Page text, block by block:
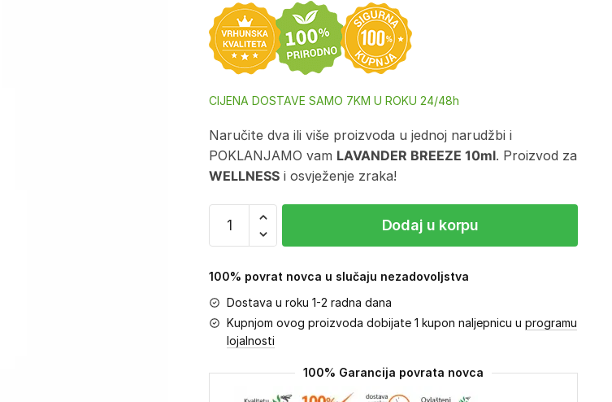
CIJENA DOSTAVE SAMO 7KM U ROKU 24/48h
Naručite dva ili više proizvoda u jednoj narudžbi i
POKLANJAMO vam LAVANDER BREEZE 10ml. Proizvod za
WELLNESS i osvježenje zraka!
Dodaj u korpu
100% povrat novca u slučaju nezadovoljstva
Dostava u roku 1-2 radna dana
Kupnjom ovog proizvoda dobijate 1 kupon naljepnicu uprogramu
lojalnosti
100% Garancija povrata novca